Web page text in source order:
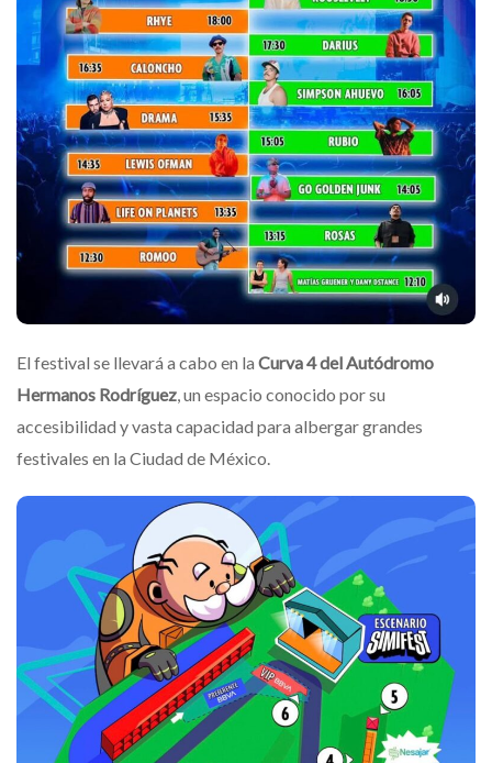
El festival se llevará a cabo en la Curva 4 del Autódromo
Hermanos Rodríguez, un espacio conocido por su
accesibilidad y vasta capacidad para albergar grandes
festivales en la Ciudad de México.